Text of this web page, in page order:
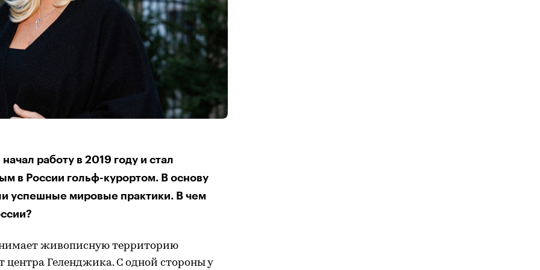
работу в 2019 году и стал
в России гольф-курортом. В основу
успешные мировые практики. В чем
живописную территорию
центра Геленджика. С одной стороны у